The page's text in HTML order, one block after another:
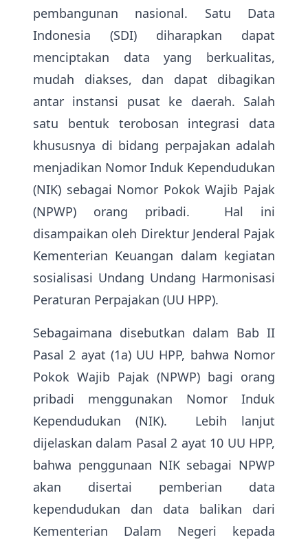
pembangunan nasional. Satu Data
Indonesia (SDI) diharapkan dapat
menciptakan data yang berkualitas,
mudah diakses, dan dapat dibagikan
antar instansi pusat ke daerah. Salah
satu bentuk terobosan integrasi data
khususnya di bidang perpajakan adalah
menjadikan Nomor Induk Kependudukan
(NIK) sebagai Nomor Pokok Wajib Pajak
(NPWP) orang pribadi. Hal ini
disampaikan oleh Direktur Jenderal Pajak
Kementerian Keuangan dalam kegiatan
sosialisasi Undang Undang Harmonisasi
Peraturan Perpajakan (UU HPP).
Sebagaimana disebutkan dalam Bab II
Pasal 2 ayat (1a) UU HPP, bahwa Nomor
Pokok Wajib Pajak (NPWP) bagi orang
pribadi menggunakan Nomor Induk
Kependudukan (NIK). Lebih lanjut
dijelaskan dalam Pasal 2 ayat 10 UU HPP,
bahwa penggunaan NIK sebagai NPWP
akan disertai pemberian data
kependudukan dan data balikan dari
Kementerian Dalam Negeri kepada